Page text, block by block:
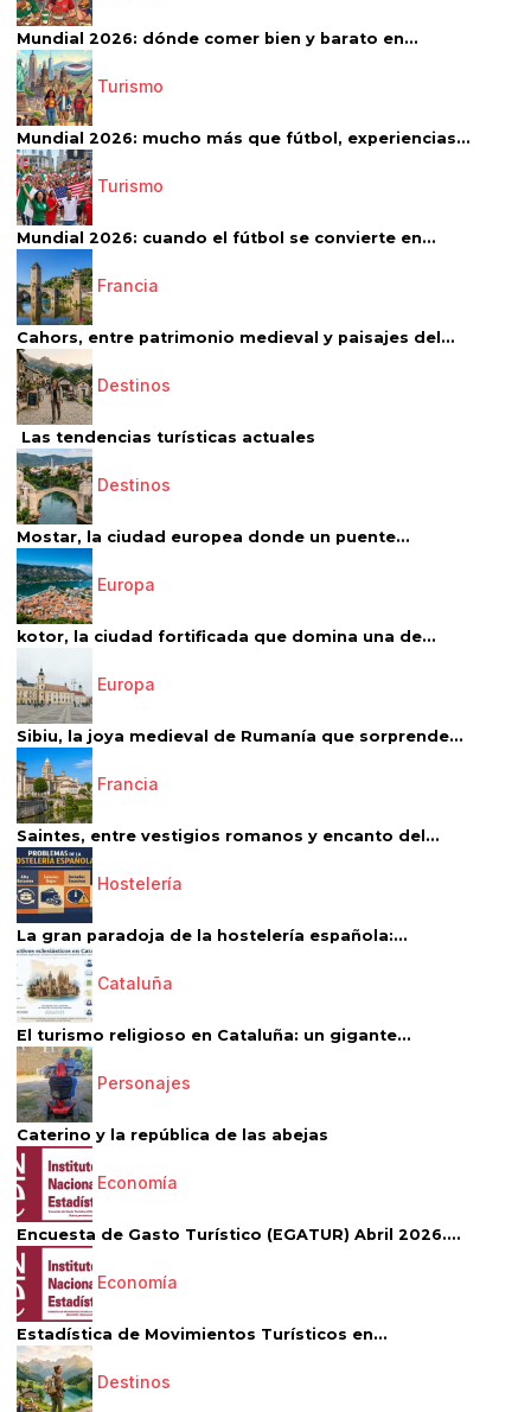
Mundial 2026: dónde comer bien y barato en...
Turismo
Mundial 2026: mucho más que fútbol, experiencias...
Turismo
Mundial 2026: cuando el fútbol se convierte en...
Francia
Cahors, entre patrimonio medieval y paisajes del...
Destinos
Las tendencias turísticas actuales
Destinos
Mostar, la ciudad europea donde un puente...
Europa
kotor, la ciudad fortificada que domina una de...
Europa
Sibiu, la joya medieval de Rumanía que sorprende...
Francia
Saintes, entre vestigios romanos y encanto del...
Hostelería
La gran paradoja de la hostelería española:...
Cataluña
El turismo religioso en Cataluña: un gigante...
Personajes
Caterino y la república de las abejas
Economía
Encuesta de Gasto Turístico (EGATUR) Abril 2026....
Economía
Estadística de Movimientos Turísticos en...
Destinos